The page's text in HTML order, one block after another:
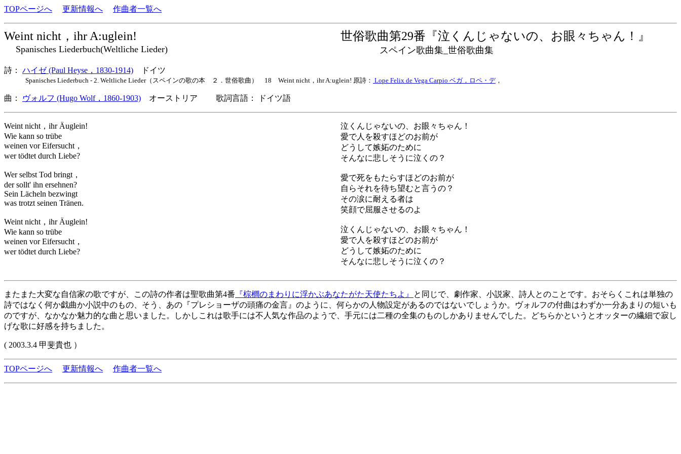
TOPページへ 更新情報へ 作曲者一覧へ
Weint nicht，ihr A:uglein!
Spanisches Liederbuch(Weltliche Lieder)
世俗歌曲第29番『泣くんじゃないの、お眼々ちゃん！』
スペイン歌曲集_世俗歌曲集
詩： ハイゼ (Paul Heyse，1830-1914) ドイツ
Spanisches Liederbuch - 2. Weltliche Lieder（スペインの歌の本 ２．世俗歌曲） 18 Weint nicht，ihr A:uglein! 原詩： Lope Felix de Vega Carpio ベガ，ロペ・デ，
曲： ヴォルフ (Hugo Wolf，1860-1903) オーストリア 歌詞言語： ドイツ語
Weint nicht，ihr Äuglein!
Wie kann so trübe
weinen vor Eifersucht，
wer tödtet durch Liebe?
Wer selbst Tod bringt，
der sollt' ihn ersehnen?
Sein Lächeln bezwingt
was trotzt seinen Tränen.
Weint nicht，ihr Äuglein!
Wie kann so trübe
weinen vor Eifersucht，
wer tödtet durch Liebe?
泣くんじゃないの、お眼々ちゃん！
愛で人を殺すほどのお前が
どうして嫉妬のために
そんなに悲しそうに泣くの？
愛で死をもたらすほどのお前が
自らそれを待ち望むと言うの？
その涙に耐える者は
笑顔で屈服させるのよ
泣くんじゃないの、お眼々ちゃん！
愛で人を殺すほどのお前が
どうして嫉妬のために
そんなに悲しそうに泣くの？
またまた大変な自信家の歌ですが、この詩の作者は聖歌曲第4番 『棕櫚のまわりに浮かぶあなたがた天使たちよ』
と同じで、劇作家、小説家、詩人とのことです。おそらくこれは単独の
詩ではなく何か戯曲か小説中のもの、そう、あの『プレショーザの頭痛の金言』のように、何らかの人物設定があるのではないでしょうか。ヴォルフの付曲はわずか一分あまりの短いも
のですが、なかなか魅力的な曲と思いました。しかしこれは歌手には不人気な作品のようで、手元には二種の全集のものしかありませんでした。どちらかというとオッターの繊細で寂し
げな歌に好感を持ちました。
( 2003.3.4 甲斐貴也 ）
TOPページへ 更新情報へ 作曲者一覧へ